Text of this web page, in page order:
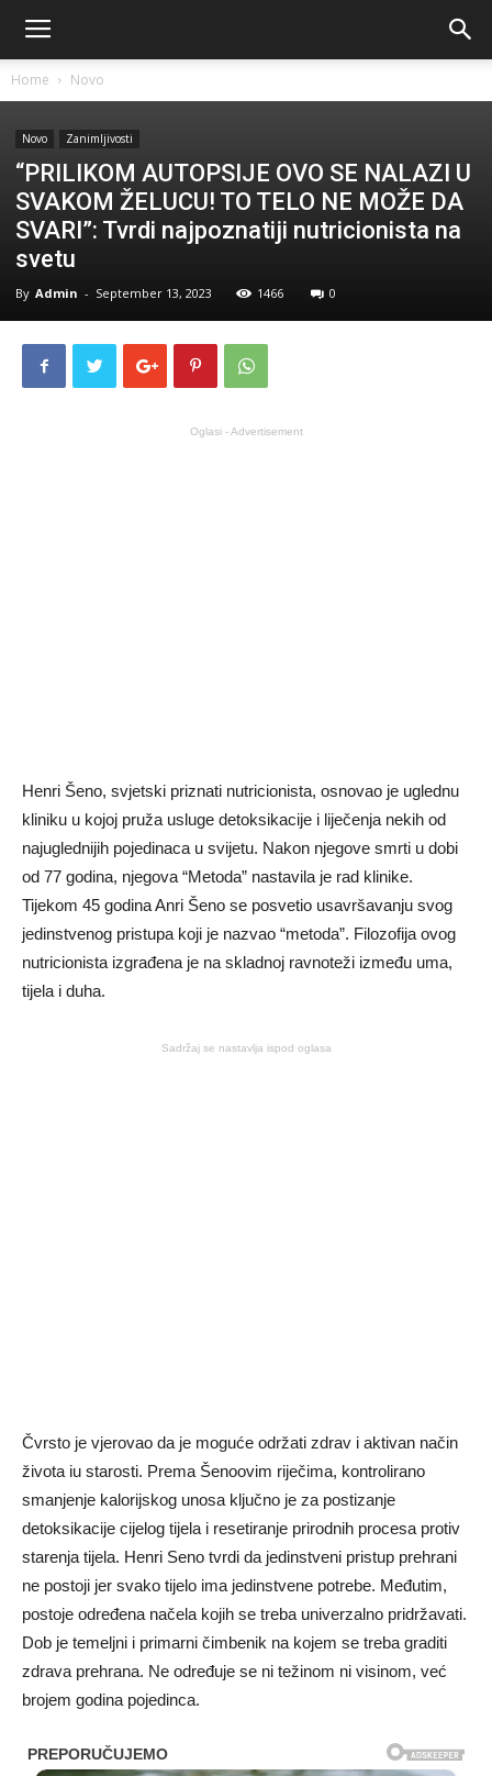
Home Novo
Novo Zanimljivosti
“PRILIKOM AUTOPSIJE OVO SE NALAZI U
SVAKOM ŽELUCU! TO TELO NE MOŽE DA
SVARI”: Tvrdi najpoznatiji nutricionista na
svetu
By Admin - September 13, 2023 1466 0
Oglasi - Advertisement
Henri Šeno, svjetski priznati nutricionista, osnovao je uglednu
kliniku u kojoj pruža usluge detoksikacije i liječenja nekih od
najuglednijih pojedinaca u svijetu. Nakon njegove smrti u dobi
od 77 godina, njegova “Metoda” nastavila je rad klinike.
Tijekom 45 godina Anri Šeno se posvetio usavršavanju svog
jedinstvenog pristupa koji je nazvao “metoda”. Filozofija ovog
nutricionista izgrađena je na skladnoj ravnoteži između uma,
tijela i duha.
Sadržaj se nastavlja ispod oglasa
Čvrsto je vjerovao da je moguće održati zdrav i aktivan način
života iu starosti. Prema Šenoovim riječima, kontrolirano
smanjenje kalorijskog unosa ključno je za postizanje
detoksikacije cijelog tijela i resetiranje prirodnih procesa protiv
starenja tijela. Henri Seno tvrdi da jedinstveni pristup prehrani
ne postoji jer svako tijelo ima jedinstvene potrebe. Međutim,
postoje određena načela kojih se treba univerzalno pridržavati.
Dob je temeljni i primarni čimbenik na kojem se treba graditi
zdrava prehrana. Ne određuje se ni težinom ni visinom, već
brojem godina pojedinca.